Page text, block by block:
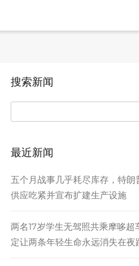
搜索新闻
最近新闻
五个月战事几乎耗尽库存，特朗
供应吃紧并宣布扩建生产设施
两名17岁学生无驾照共乘摩哆超
定让两条年轻生命永远消失在夜